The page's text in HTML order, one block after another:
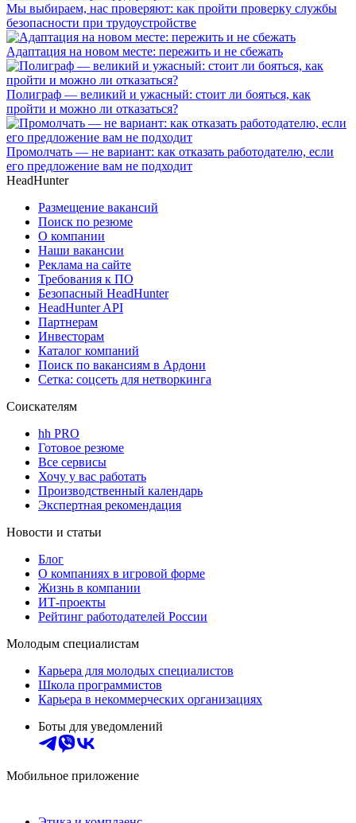
Мы выбираем, нас проверяют: как пройти проверку службы
безопасности при трудоустройстве
Адаптация на новом месте: пережить и не сбежать
Полиграф — великий и ужасный: стоит ли бояться, как
пройти и можно ли отказаться?
Промолчать — не вариант: как отказать работодателю, если
его предложение вам не подходит
HeadHunter
Размещение вакансий
Поиск по резюме
О компании
Наши вакансии
Реклама на сайте
Требования к ПО
Безопасный HeadHunter
HeadHunter API
Партнерам
Инвесторам
Каталог компаний
Поиск по вакансиям в Ардони
Сетка: соцсеть для нетворкинга
Соискателям
hh PRO
Готовое резюме
Все сервисы
Хочу у вас работать
Производственный календарь
Экспертная рекомендация
Новости и статьи
Блог
О компаниях в игровой форме
Жизнь в компании
ИТ-проекты
Рейтинг работодателей России
Молодым специалистам
Карьера для молодых специалистов
Школа программистов
Карьера в некоммерческих организациях
Боты для уведомлений
Мобильное приложение